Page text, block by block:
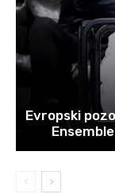
Evropski